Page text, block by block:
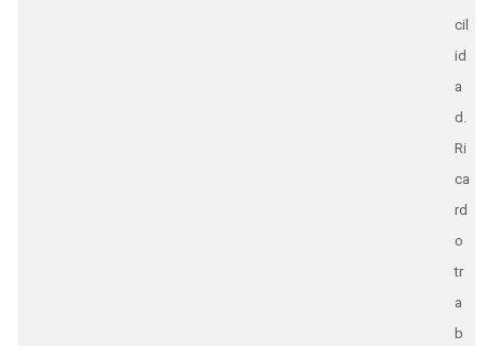
cil
id
a
d.
Ri
ca
rd
o
tr
a
b